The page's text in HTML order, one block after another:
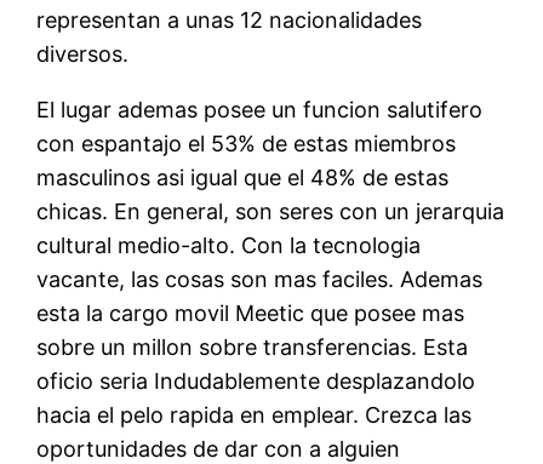
representan a unas 12 nacionalidades
diversos.
El lugar ademas posee un funcion salutifero
con espantajo el 53% de estas miembros
masculinos asi igual que el 48% de estas
chicas. En general, son seres con un jerarquia
cultural medio-alto. Con la tecnologia
vacante, las cosas son mas faciles. Ademas
esta la cargo movil Meetic que posee mas
sobre un millon sobre transferencias. Esta
oficio seria Indudablemente desplazandolo
hacia el pelo rapida en emplear. Crezca las
oportunidades de dar con a alguien